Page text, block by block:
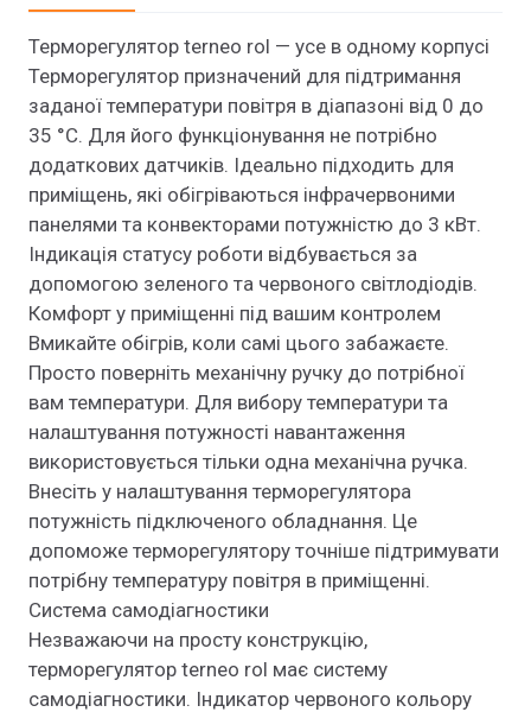
Терморегулятор terneo rol — усе в одному корпусі
Терморегулятор призначений для підтримання
заданої температури повітря в діапазоні від 0 до
35 °С. Для його функціонування не потрібно
додаткових датчиків. Ідеально підходить для
приміщень, які обігріваються інфрачервоними
панелями та конвекторами потужністю до 3 кВт.
Індикація статусу роботи відбувається за
допомогою зеленого та червоного світлодіодів.
Комфорт у приміщенні під вашим контролем
Вмикайте обігрів, коли самі цього забажаєте.
Просто поверніть механічну ручку до потрібної
вам температури. Для вибору температури та
налаштування потужності навантаження
використовується тільки одна механічна ручка.
Внесіть у налаштування терморегулятора
потужність підключеного обладнання. Це
допоможе терморегулятору точніше підтримувати
потрібну температуру повітря в приміщенні.
Система самодіагностики
Незважаючи на просту конструкцію,
терморегулятор terneo rol має систему
самодіагностики. Індикатор червоного кольору